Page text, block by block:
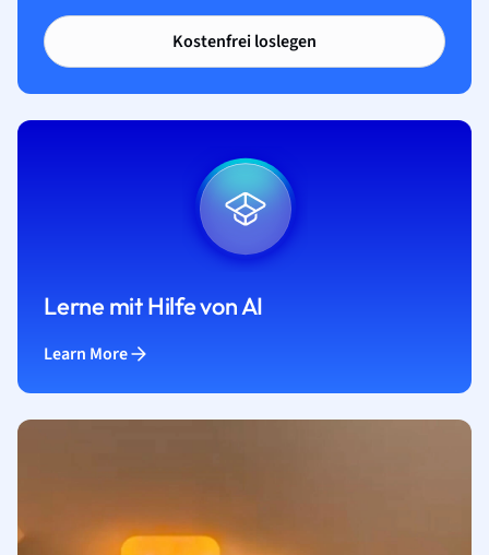
Kostenfrei loslegen
Lerne mit Hilfe von AI
Learn More